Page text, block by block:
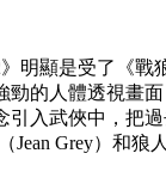
顯是受了《
的人體透視畫
入武俠中，把
Grey）和狼人